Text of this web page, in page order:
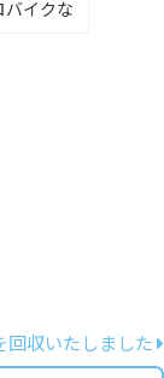
バイクな
回収いたしました